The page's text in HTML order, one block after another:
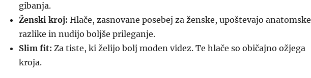
gibanja.
Ženski kroj: Hlače, zasnovane posebej za ženske, upoštevajo anatomske
razlike in nudijo boljše prileganje.
Slim fit: Za tiste, ki želijo bolj moden videz. Te hlače so običajno ožjega
kroja.